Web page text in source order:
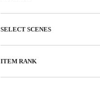
SELECT SCENES
ITEM RANK